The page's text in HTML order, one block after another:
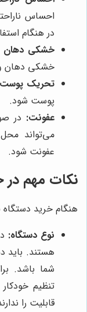
احساس
در هنگام
خشکی دهان
خشکی دهان
تحریک
پوست شود.
عفونت: در
می‌تواند
عفونت شود.
نکات مهم در
هنگام خرید دستگاه
نوع دستگاه:
هستند. باید
شما باشد.
تنظیم
قابلیت را